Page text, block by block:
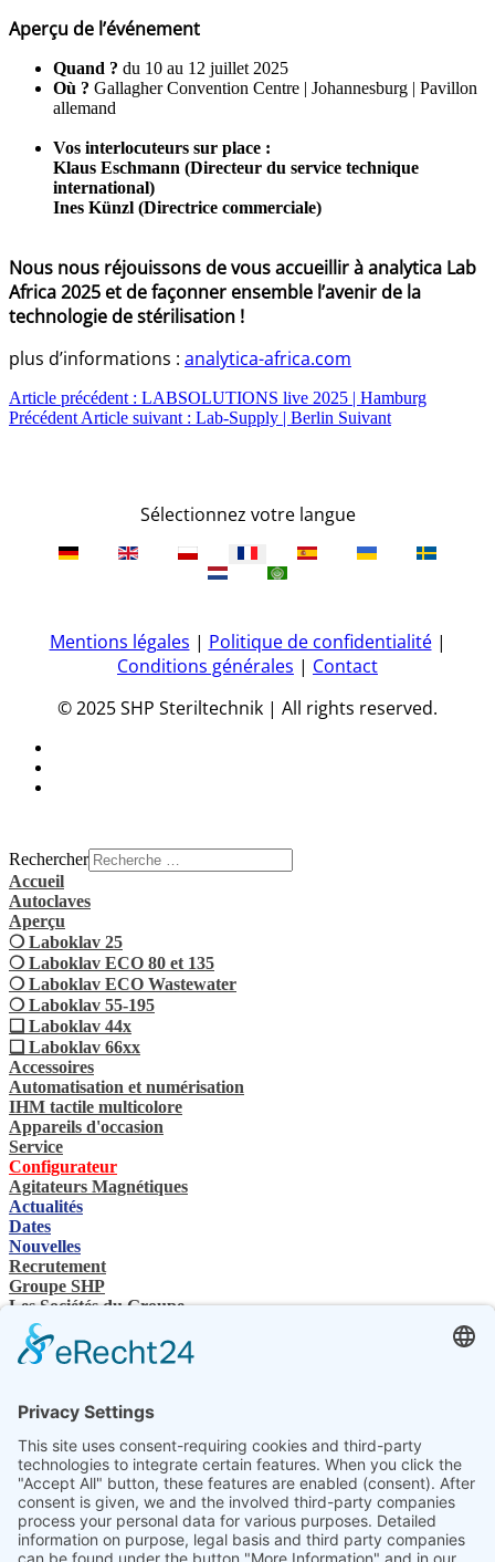
Aperçu de l’événement
Quand ? du 10 au 12 juillet 2025
Où ? Gallagher Convention Centre | Johannesburg | Pavillon
allemand
Vos interlocuteurs sur place :
Klaus Eschmann (Directeur du service technique
international)
Ines Künzl (Directrice commerciale)
Nous nous réjouissons de vous accueillir à analytica Lab
Africa 2025 et de façonner ensemble l’avenir de la
technologie de stérilisation !
plus d’informations : analytica-africa.com
Article précédent : LABSOLUTIONS live 2025 | Hamburg
Précédent Article suivant : Lab-Supply | Berlin Suivant
Sélectionnez votre langue
Mentions légales | Politique de confidentialité|
Conditions générales | Contact
© 2025 SHP Steriltechnik | All rights reserved.
Rechercher
Accueil
Autoclaves
Aperçu
❍ Laboklav 25
❍ Laboklav ECO 80 et 135
❍ Laboklav ECO Wastewater
❍ Laboklav 55-195
❏ Laboklav 44x
❏ Laboklav 66xx
Accessoires
Automatisation et numérisation
IHM tactile multicolore
Appareils d'occasion
Service
Configurateur
Agitateurs Magnétiques
Actualités
Dates
Nouvelles
Recrutement
Groupe SHP
Les Sociétés du Groupe
Contacts
Nous contactez
Revendeurs spécialisés
Téléchargements SHP
Sélectionnez votre langue
DE
EN